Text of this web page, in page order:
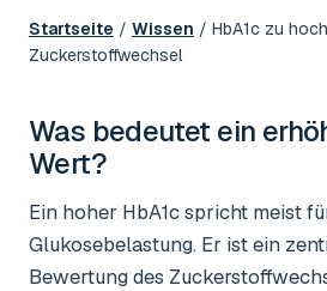
Startseite / Wissen / HbA1c zu
Zuckerstoffwechsel
Was bedeutet ein
Wert?
Ein hoher HbA1c spricht meist
Glukosebelastung. Er ist ein
Bewertung des